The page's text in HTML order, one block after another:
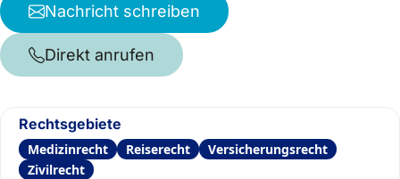
Nachricht schreiben
Direkt anrufen
Rechtsgebiete
Medizinrecht Reiserecht
Versicherungsrecht
Zivilrecht